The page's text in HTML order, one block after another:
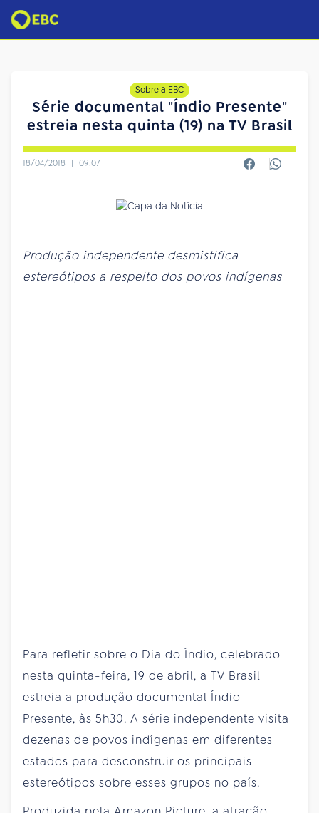
Sobre a EBC
Série documental "Índio Presente"
estreia nesta quinta (19) na TV Brasil
18/04/2018 | 09:07
Produção independente desmistifica
estereótipos a respeito dos povos indígenas
Para refletir sobre o Dia do Índio, celebrado
nesta quinta-feira, 19 de abril, a TV Brasil
estreia a produção documental Índio
Presente, às 5h30. A série independente visita
dezenas de povos indígenas em diferentes
estados para desconstruir os principais
estereótipos sobre esses grupos no país.